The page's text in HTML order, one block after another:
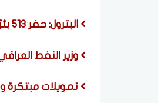
البترول: حفر 513 بئرًا وزيادة الاستكشاف 140% لتوفير احتياطيات جديدة
وزير النفط العراقي: ننتج 2.7 مليون برميل يوميًا والتصدير
تمويلات مبتكرة